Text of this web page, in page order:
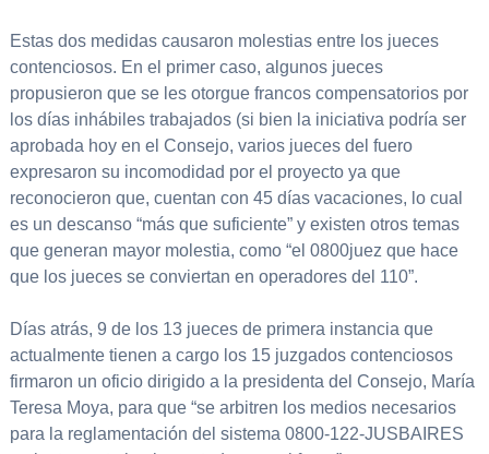
Estas dos medidas causaron molestias entre los jueces
contenciosos. En el primer caso, algunos jueces
propusieron que se les otorgue francos compensatorios por
los días inhábiles trabajados (si bien la iniciativa podría ser
aprobada hoy en el Consejo, varios jueces del fuero
expresaron su incomodidad por el proyecto ya que
reconocieron que, cuentan con 45 días vacaciones, lo cual
es un descanso “más que suficiente” y existen otros temas
que generan mayor molestia, como “el 0800juez que hace
que los jueces se conviertan en operadores del 110”.
Días atrás, 9 de los 13 jueces de primera instancia que
actualmente tienen a cargo los 15 juzgados contenciosos
firmaron un oficio dirigido a la presidenta del Consejo, María
Teresa Moya, para que “se arbitren los medios necesarios
para la reglamentación del sistema 0800-122-JUSBAIRES